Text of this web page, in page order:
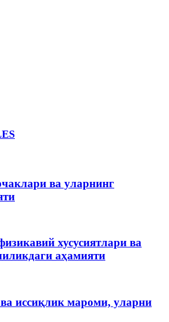
ва уларнинг
хусусиятлари ва
аҳамияти
иссиқлик мароми, уларни